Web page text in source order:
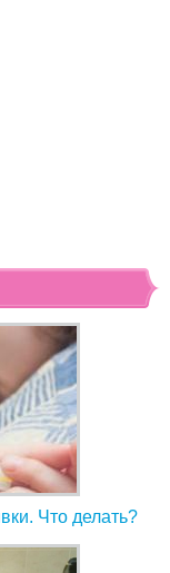
Что делать?